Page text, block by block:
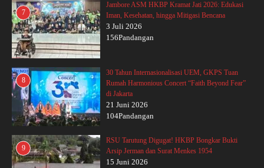
7
Jambore ASM HKBP Kramat Jati 2026: Edukasi
Iman, Kesehatan, hingga Mitigasi Bencana
3 Juli 2026
156Pandangan
8
30 Tahun Internasionalisasi UEM, GKPS Tuan
Rumah Harmonious Concert “Faith Beyond Fear”
di Jakarta
21 Juni 2026
104Pandangan
9
RSU Tarutung Digugat! HKBP Bongkar Bukti
Arsip Jerman dan Surat Menkes 1954
15 Juni 2026